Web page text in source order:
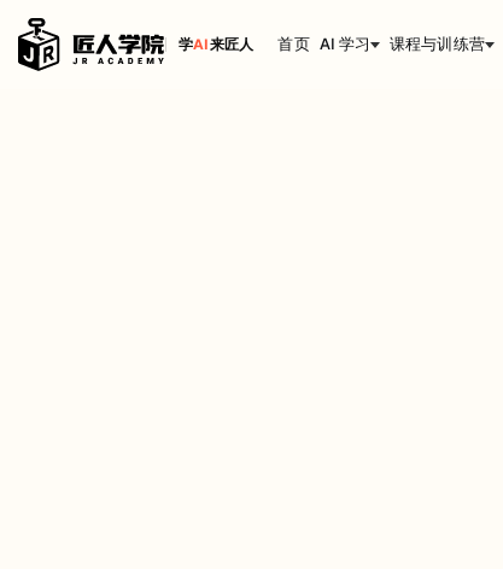
学AI来匠人 首页 AI 学习 课程与训练营